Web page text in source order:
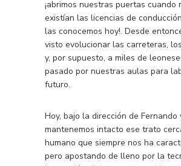
¡abrimos nuestras puertas cuando
existían las licencias de
las conocemos hoy!. Desde
visto evolucionar las carreteras,
y, por supuesto, a miles de
pasado por nuestras aulas para
futuro.
Hoy, bajo la dirección de Fernando
mantenemos intacto ese trato
humano que siempre nos ha
pero apostando de lleno por la